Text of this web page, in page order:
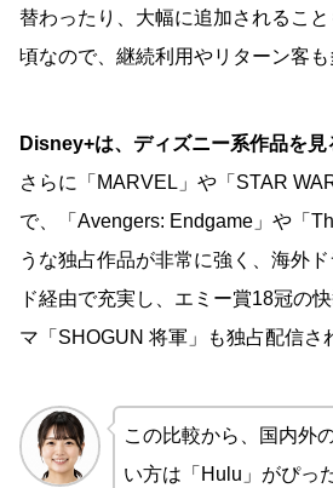
替わったり、大幅に追加されるこ
頃なので、継続利用やリターン客も
Disney+は、ディズニー系作品を
さらに「MARVEL」や「STAR
で、「Avengers: Endgame」や「
うな独占作品が非常に強く、海外
ド経由で充実し、エミー賞18冠の
マ「SHOGUN 将軍」も独占配信さ
この比較から、国内外
い方は「Hulu」がぴっ